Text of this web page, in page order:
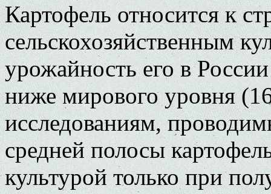
Картофель относится к
сельскохозяйственным
урожайность его в
ниже мирового уровня
исследованиям,
средней полосы
культурой только при